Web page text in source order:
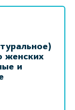
женских
и